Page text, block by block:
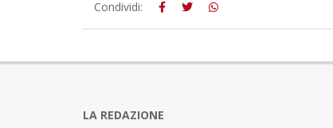
2021-
11-
Condividi:
LA REDAZIONE